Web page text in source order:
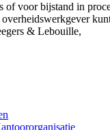
of voor bijstand in
& Lebouille,